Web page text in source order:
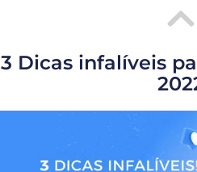
3 Dicas infalíveis